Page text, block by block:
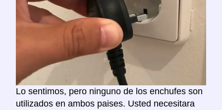
Lo sentimos, pero ninguno de los enchufes son
utilizados en ambos paises. Usted necesitara